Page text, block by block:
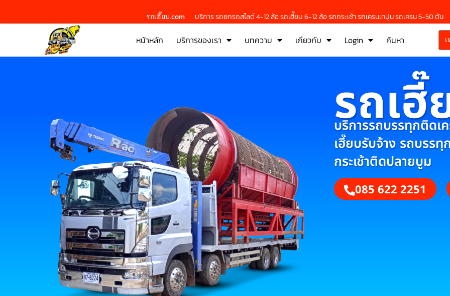
รถเฮี๊ยบ.com บริการ รถยกรถสไลด์ 4-12 ล้อ รถเฮี๊ยบ 6-12 ล้อ รถกระเช้า รถเครนเทปูน รถเครน 5-50 ตัน
หน้าหลัก บริการของเรา บทความ เกี่ยวกับ Login ค้นหา
รถเฮี๊
บริการรถบรรทุกติดเ
เฮี๊ยบรับจ้าง รถบรรทุ
กระเช้าติดปลายบูม
085 622 2251